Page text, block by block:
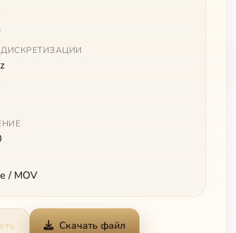
ДИСКРЕТИЗАЦИИ
/ MOV
Скачать файл